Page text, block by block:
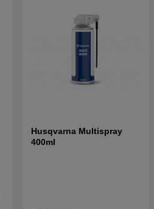
Husqvarna Multispray
400ml